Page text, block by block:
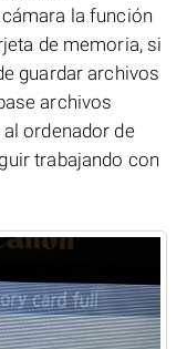
la función
de memoria, si
guardar archivos
archivos
ordenador de
trabajando con